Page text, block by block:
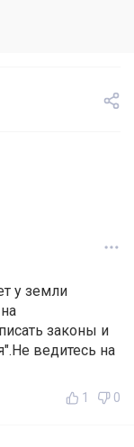
у земли
законы и
ведитесь на
1 0